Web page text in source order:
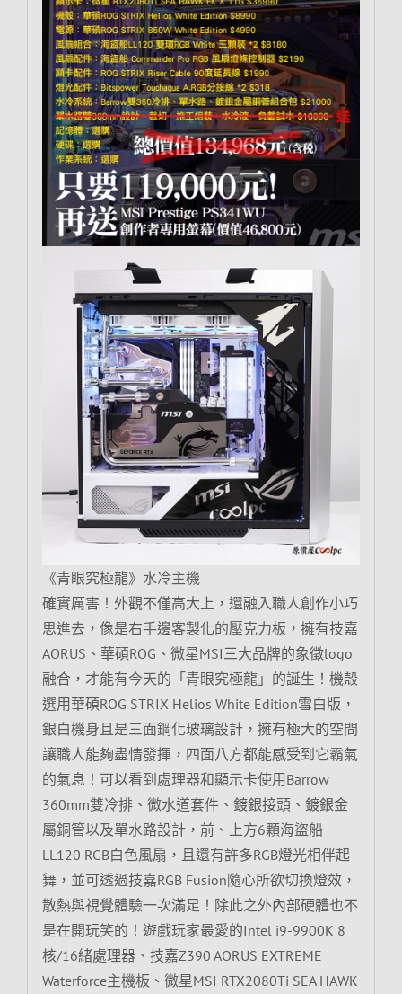
《青眼究極龍》水冷主機
確實厲害！外觀不僅高大上，還融入職人創作小巧
思進去，像是右手邊客製化的壓克力板，擁有技嘉
AORUS、華碩ROG、微星MSI三大品牌的象徵logo
融合，才能有今天的「青眼究極龍」的誕生！機殼
選用華碩ROG STRIX Helios White Edition雪白版，
銀白機身且是三面鋼化玻璃設計，擁有極大的空間
讓職人能夠盡情發揮，四面八方都能感受到它霸氣
的氣息！可以看到處理器和顯示卡使用Barrow
360mm雙冷排、微水道套件、鍍銀接頭、鍍銀金
屬銅管以及單水路設計，前、上方6顆海盜船
LL120 RGB白色風扇，且還有許多RGB燈光相伴起
舞，並可透過技嘉RGB Fusion隨心所欲切換燈效，
散熱與視覺體驗一次滿足！除此之外內部硬體也不
是在開玩笑的！遊戲玩家最愛的Intel i9-9900K 8
核/16緒處理器、技嘉Z390 AORUS EXTREME
Waterforce主機板、微星MSI RTX2080Ti SEA HAWK